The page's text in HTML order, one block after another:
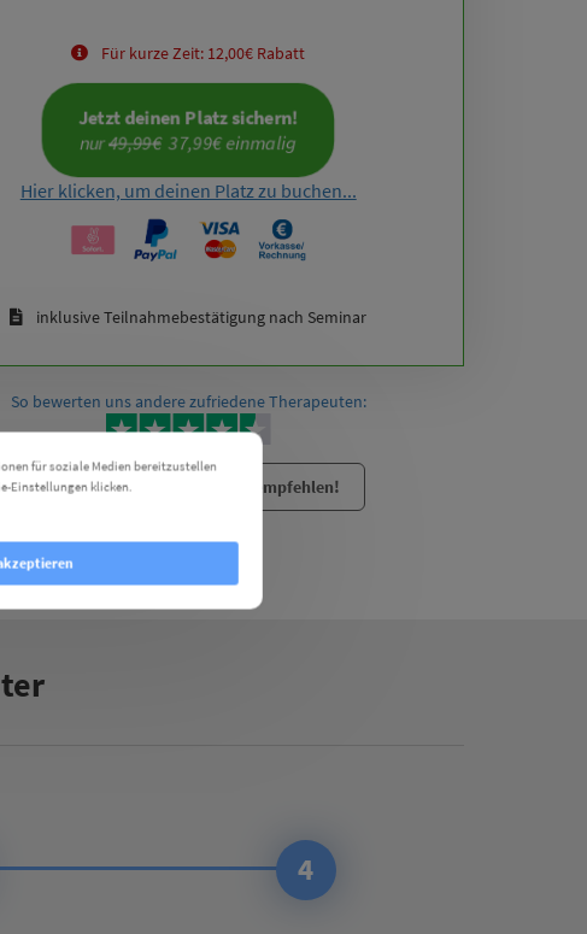
Für kurze Zeit: 12,00€ Rabatt
Jetzt deinen Platz sichern!
nur 49,99€
  37,99€ einmalig
Hier klicken, um deinen Platz zu buchen...
inklusive Teilnahmebestätigung nach Seminar
So bewerten uns andere zufriedene Therapeuten:
Seminar per E-Mail weiterempfehlen!
4
für soziale Medien bereitzustellen
Einstellungen klicken.